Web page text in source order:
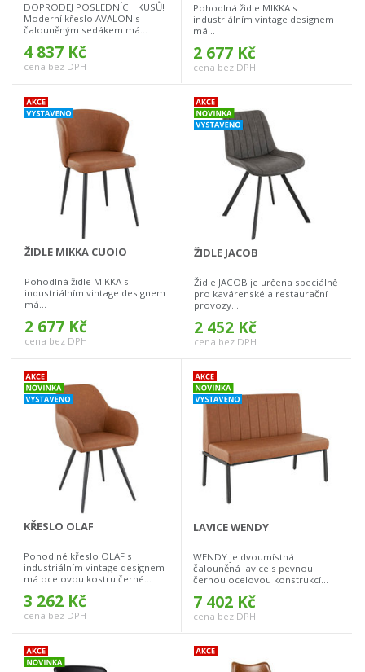
DOPRODEJ POSLEDNÍCH KUSŮ!
Moderní křeslo AVALON s
čalouněným sedákem má...
4 837 Kč
cena bez DPH
Pohodlná židle MIKKA s
industriálním vintage designem
má...
2 677 Kč
cena bez DPH
ŽIDLE MIKKA CUOIO
Pohodlná židle MIKKA s
industriálním vintage designem
má...
2 677 Kč
cena bez DPH
ŽIDLE JACOB
Židle JACOB je určena speciálně
pro kavárenské a restaurační
provozy....
2 452 Kč
cena bez DPH
KŘESLO OLAF
Pohodlné křeslo OLAF s
industriálním vintage designem
má ocelovou kostru černé...
3 262 Kč
cena bez DPH
LAVICE WENDY
WENDY je dvoumístná
čalouněná lavice s pevnou
černou ocelovou konstrukcí...
7 402 Kč
cena bez DPH